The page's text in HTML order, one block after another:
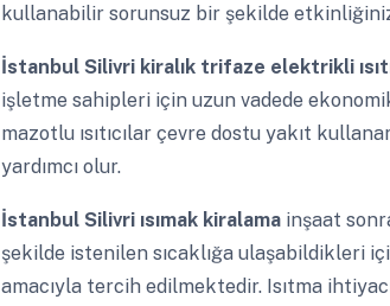
kullanabilir sorunsuz bir şekilde
İstanbul Silivri kiralık trifaze elektrikli
işletme sahipleri için uzun vadede
mazotlu ısıtıcılar çevre dostu yakıt
yardımcı olur.
İstanbul Silivri ısımak kiralama inşaat
şekilde istenilen sıcaklığa ulaşabildikleri
amacıyla tercih edilmektedir. Isıtma